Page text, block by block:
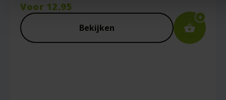
Voor 12.95
Bekijken